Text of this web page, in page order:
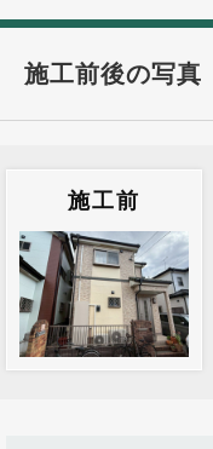
施工前後の写真
施工前